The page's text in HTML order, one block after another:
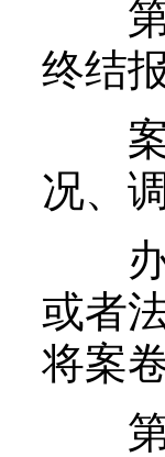
第
终结
案
况、
办
或者
将案
第